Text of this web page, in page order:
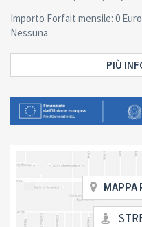
Importo Forfait mensile: 0
Nessuna
PIÙ
MAPPA